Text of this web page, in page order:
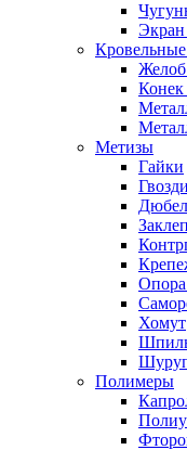
Экран
Метизы
Гайки
Гвозди
Опора
Хомут
Полимеры